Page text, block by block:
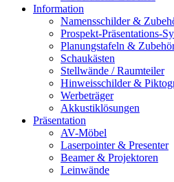
Information
Namensschilder &
Prospekt-Präsentations-
Planungstafeln &
Schaukästen
Stellwände / Raumteiler
Hinweisschilder &
Werbeträger
Akkustiklösungen
Präsentation
AV-Möbel
Laserpointer & Presenter
Beamer & Projektoren
Leinwände